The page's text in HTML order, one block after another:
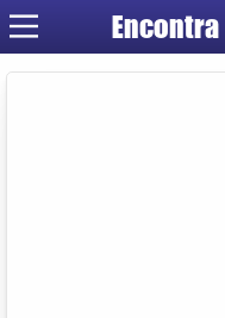
Encontra